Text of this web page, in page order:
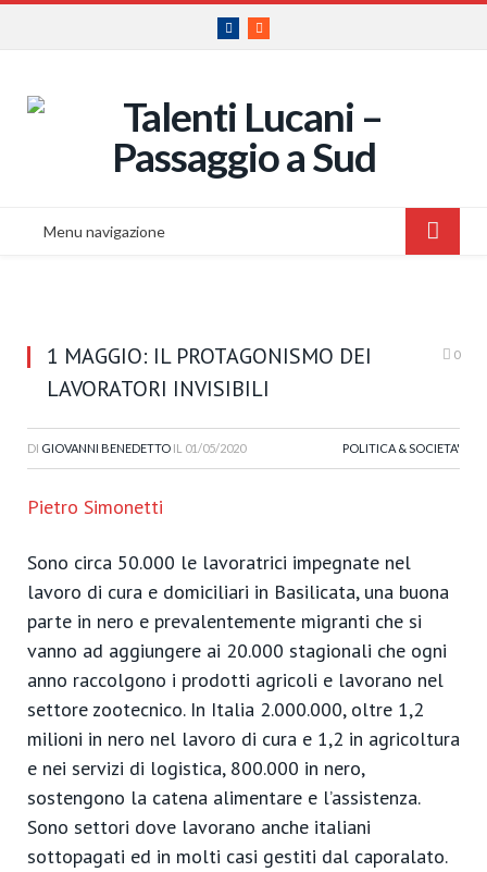
Facebook
RSS
Menu navigazione
1 MAGGIO: IL PROTAGONISMO DEI
LAVORATORI INVISIBILI
0
DI GIOVANNI BENEDETTO IL 01/05/2020 POLITICA & SOCIETA'
Pietro Simonetti
Sono circa 50.000 le lavoratrici impegnate nel
lavoro di cura e domiciliari in Basilicata, una buona
parte in nero e prevalentemente migranti che si
vanno ad aggiungere ai 20.000 stagionali che ogni
anno raccolgono i prodotti agricoli e lavorano nel
settore zootecnico. In Italia 2.000.000, oltre 1,2
milioni in nero nel lavoro di cura e 1,2 in agricoltura
e nei servizi di logistica, 800.000 in nero,
sostengono la catena alimentare e l’assistenza.
Sono settori dove lavorano anche italiani
sottopagati ed in molti casi gestiti dal caporalato.